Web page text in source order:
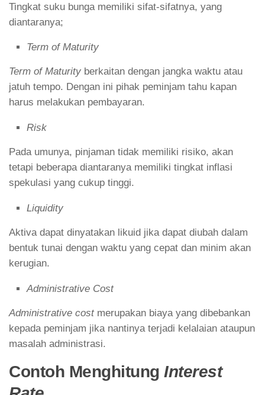
Tingkat suku bunga memiliki sifat-sifatnya, yang
diantaranya;
Term of Maturity
Term of Maturity berkaitan dengan jangka waktu atau
jatuh tempo. Dengan ini pihak peminjam tahu kapan
harus melakukan pembayaran.
Risk
Pada umunya, pinjaman tidak memiliki risiko, akan
tetapi beberapa diantaranya memiliki tingkat inflasi
spekulasi yang cukup tinggi.
Liquidity
Aktiva dapat dinyatakan likuid jika dapat diubah dalam
bentuk tunai dengan waktu yang cepat dan minim akan
kerugian.
Administrative Cost
Administrative costmerupakan biaya yang dibebankan
kepada peminjam jika nantinya terjadi kelalaian ataupun
masalah administrasi.
Contoh Menghitung Interest